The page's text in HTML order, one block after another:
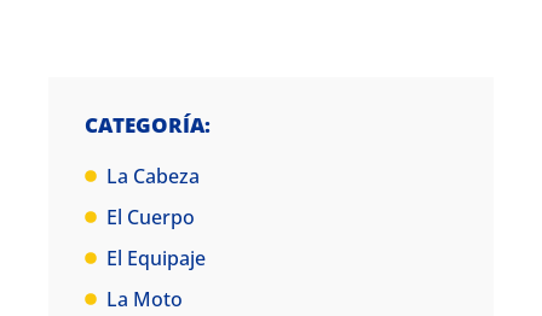
CATEGORÍA:
La Cabeza
El Cuerpo
El Equipaje
La Moto